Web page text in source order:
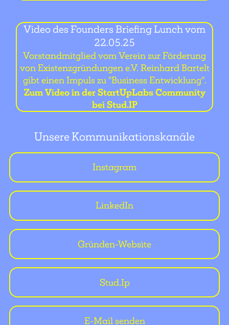
Video des Founders Briefing Lunch vom
22.05.25
Vorstandmitglied vom Verein zur Förderung
von Existenzgründungen e.V. Reinhard Bartelt
gibt einen Impuls zu "Business Entwicklung".
Zum Video in der StartUpLabs Community
bei Stud.IP
Unsere Kommunikationskanäle
Instagram
LinkedIn
Gründen-Website
Stud.Ip
E-Mail senden